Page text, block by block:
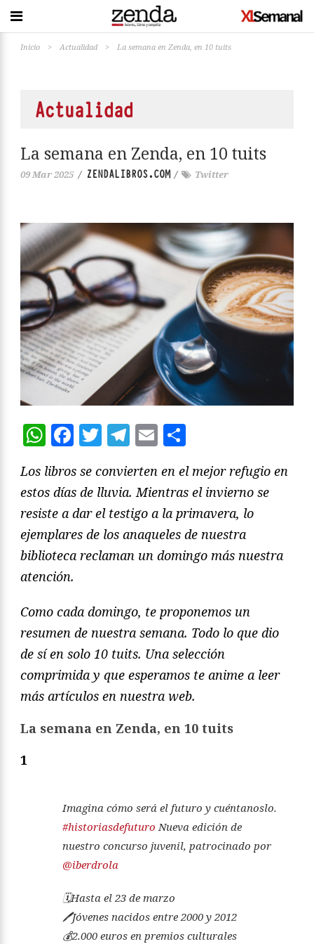
Inicio > Actualidad > La semana en Zenda, en 10 tuits
Actualidad
La semana en Zenda, en 10 tuits
09 Mar 2025 / ZENDALIBROS.COM/ Twitter
WhatsApp
Facebook
Twitter
Telegram
Email
Los libros se convierten en el mejor refugio en
estos días de lluvia. Mientras el invierno se
resiste a dar el testigo a la primavera, lo
ejemplares de los anaqueles de nuestra
biblioteca reclaman un domingo más nuestra
atención.
Como cada domingo, te proponemos un
resumen de nuestra semana. Todo lo que dio
de sí en solo 10 tuits. Una selección
comprimida y que esperamos te anime a leer
más artículos en nuestra web.
La semana en Zenda, en 10 tuits
1
Imagina cómo será el futuro y cuéntanoslo.
#historiasdefuturo Nueva edición de
nuestro concurso juvenil, patrocinado por
@iberdrola
🗓️Hasta el 23 de marzo
🖊️Jóvenes nacidos entre 2000 y 2012
💰2.000 euros en premios culturales